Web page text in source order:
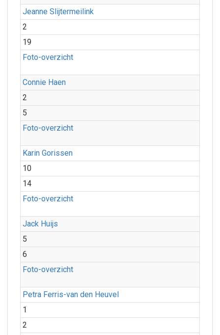
Jeanne Slijtermeilink
2
19
Foto-overzicht
Connie Haen
2
5
Foto-overzicht
Karin Gorissen
10
14
Foto-overzicht
Jack Huijs
5
6
Foto-overzicht
Petra Ferris-van den Heuvel
1
2